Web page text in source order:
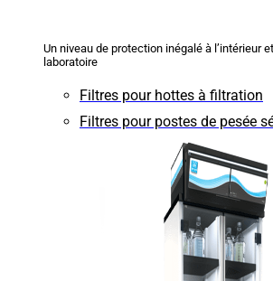
Un niveau de protection inégalé à l’intérieur
laboratoire
Filtres pour hottes à filtration
Filtres pour postes de pesée